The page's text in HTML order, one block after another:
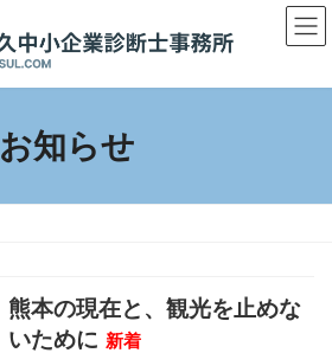
お知らせ
熊本の現在と、観光を止めな
いために 新着